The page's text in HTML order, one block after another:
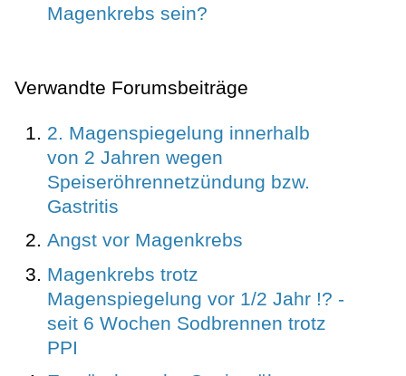
Magenkrebs sein?
Verwandte Forumsbeiträge
2. Magenspiegelung innerhalb
von 2 Jahren wegen
Speiseröhrennetzündung bzw.
Gastritis
Angst vor Magenkrebs
Magenkrebs trotz
Magenspiegelung vor 1/2 Jahr !? -
seit 6 Wochen Sodbrennen trotz
PPI